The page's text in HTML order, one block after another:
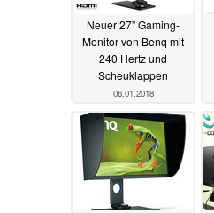
Neuer 27” Gaming-
Monitor von Benq mit
240 Hertz und
Scheuklappen
06.01.2018